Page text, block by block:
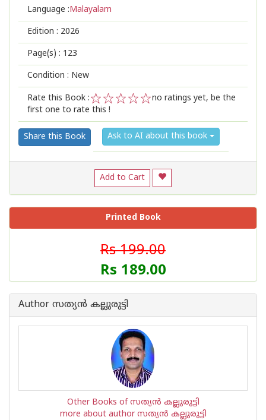
Language :Malayalam
Edition : 2026
Page(s) : 123
Condition : New
Rate this Book :
2
1
no ratings yet, be the
first one to rate this !
Share this Book Ask to AI about this book
Add to Cart
Printed Book
Rs 199.00
Rs 189.00
Author സത്യന്‍ കല്ലുരുട്ടി
Other Books of സത്യന്‍ കല്ലുരുട്ടി
more about author സത്യന്‍ കല്ലുരുട്ടി